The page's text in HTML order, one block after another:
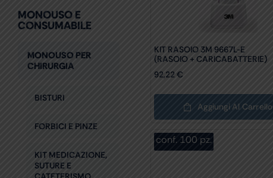
MONOUSO E
CONSUMABILE
MONOUSO PER
CHIRURGIA
BISTURI
FORBICI E PINZE
KIT MEDICAZIONE,
SUTURE E
KIT RASOIO 3M 9667L-E
(RASOIO + CARICABATTERIE)
92,22€
Aggiungi Al Carrello
conf. 100 pz.